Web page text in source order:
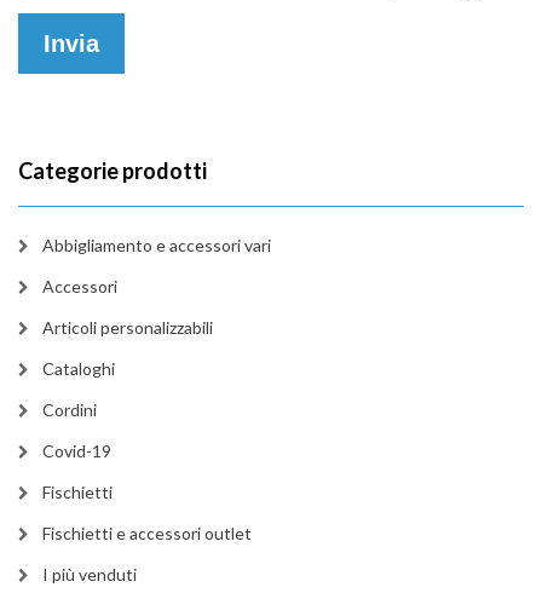
Categorie prodotti
Abbigliamento e accessori vari
Accessori
Articoli personalizzabili
Cataloghi
Cordini
Covid-19
Fischietti
Fischietti e accessori outlet
I più venduti